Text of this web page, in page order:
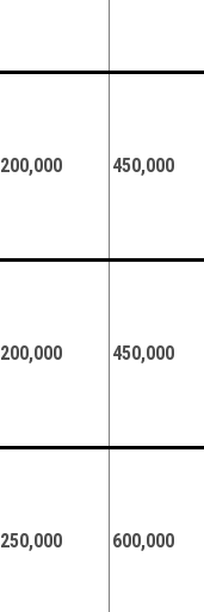
200,000 450,000
200,000 450,000
250,000 600,000